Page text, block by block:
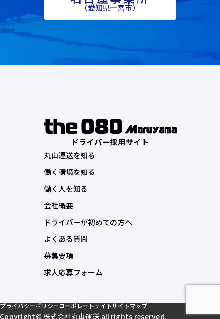
（愛知県一宮市）
丸山運送を知る
働く環境を知る
働く人を知る
会社概要
ドライバーが初めての方へ
よくある質問
募集要項
求人応募フォーム
プライバシーポリシーコーポレートサイトサイトマップ
Copyright© 株式会社丸山運送 all rights reserved.